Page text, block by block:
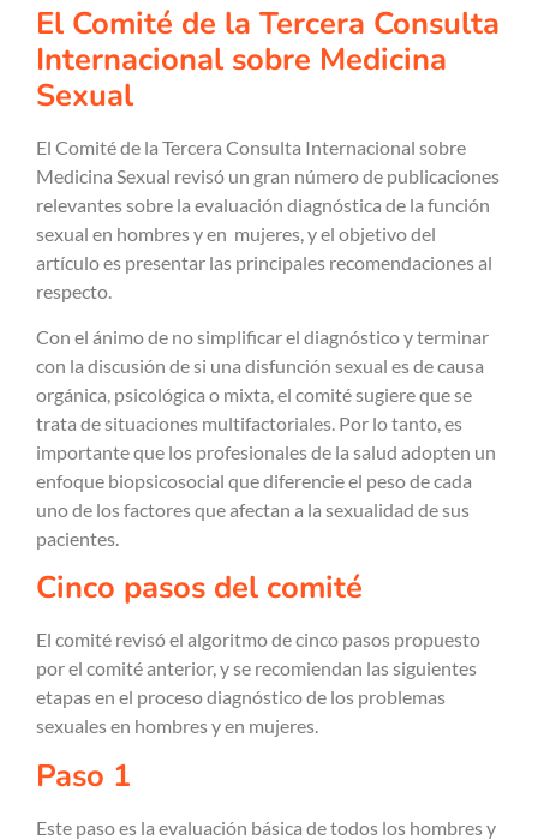
El Comité de la Tercera Consulta
Internacional sobre Medicina
Sexual
El Comité de la Tercera Consulta Internacional sobre
Medicina Sexual revisó un gran número de publicaciones
relevantes sobre la evaluación diagnóstica de la función
sexual en hombres y en mujeres, y el objetivo del
artículo es presentar las principales recomendaciones al
respecto.
Con el ánimo de no simplificar el diagnóstico y terminar
con la discusión de si una disfunción sexual es de causa
orgánica, psicológica o mixta, el comité sugiere que se
trata de situaciones multifactoriales. Por lo tanto, es
importante que los profesionales de la salud adopten un
enfoque biopsicosocial que diferencie el peso de cada
uno de los factores que afectan a la sexualidad de sus
pacientes.
Cinco pasos del comité
El comité revisó el algoritmo de cinco pasos propuesto
por el comité anterior, y se recomiendan las siguientes
etapas en el proceso diagnóstico de los problemas
sexuales en hombres y en mujeres.
Paso 1
Este paso es la evaluación básica de todos los hombres y